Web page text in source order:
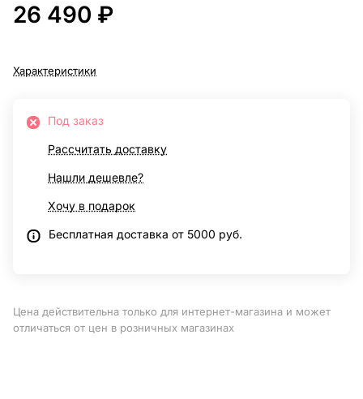
26 490 ₽
Характеристики
Под заказ
Рассчитать доставку
Нашли дешевле?
Хочу в подарок
Бесплатная доставка от 5000 руб.
Цена действительна только для интернет-магазина и может
отличаться от цен в розничных магазинах